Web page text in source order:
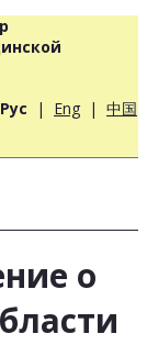
Рус | Eng | 中国
о